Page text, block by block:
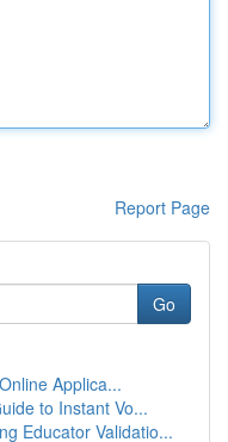
Report Page
Go
Applica...
to Instant Vo...
Educator Validatio...